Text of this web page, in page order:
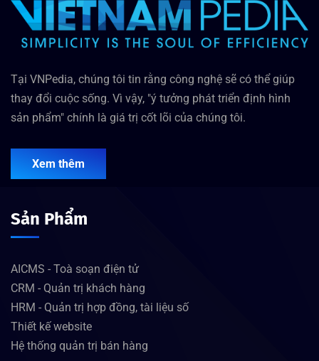
Tại VNPedia, chúng tôi tin rằng công nghệ sẽ có thể giúp
thay đổi cuộc sống. Vì vậy, "ý tưởng phát triển định hình
sản phẩm" chính là giá trị cốt lõi của chúng tôi.
Xem thêm
Sản Phẩm
AICMS - Toà soạn điện tử
CRM - Quản trị khách hàng
HRM - Quản trị hợp đồng, tài liệu số
Thiết kế website
Hệ thống quản trị bán hàng